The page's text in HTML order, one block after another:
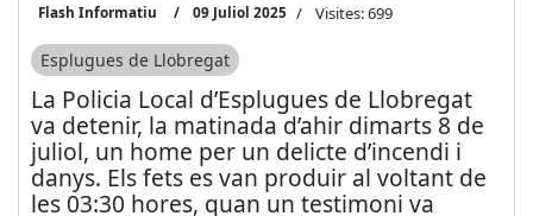
Flash Informatiu 09 Juliol 2025 Visites: 699
Esplugues de Llobregat
La Policia Local d’Esplugues de Llobregat
va detenir, la matinada d’ahir dimarts 8 de
juliol, un home per un delicte d’incendi i
danys. Els fets es van produir al voltant de
les 03:30 hores, quan un testimoni va